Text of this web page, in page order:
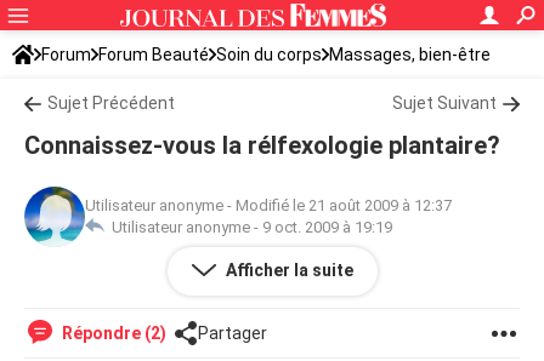
Forum Forum Beauté Soin du corps Massages, bien-être
Sujet Précédent Sujet Suivant
Connaissez-vous la rélfexologie plantaire?
Utilisateur anonyme - Modifié le 21 août 2009 à 12:37
Utilisateur anonyme - 9 oct. 2009 à 19:19
Connaissez-vous la rélfexologie plantaire?
Afficher la suite
Répondre (2) Partager